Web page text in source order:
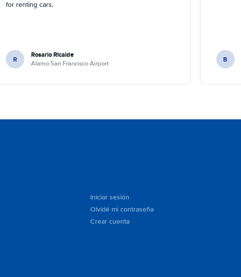
for renting cars.
R Rosario Ricalde
Alamo San Francisco Airport B
Iniciar sesión
Olvidé mi contraseña
Crear cuenta